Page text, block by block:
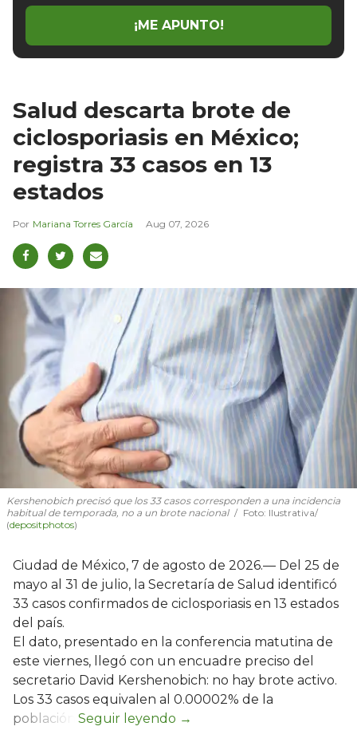
¡ME APUNTO!
Salud descarta brote de
ciclosporiasis en México;
registra 33 casos en 13
estados
Mariana Torres García Aug 07, 2026
Kershenobich precisó que los 33 casos corresponden a una incidencia
habitual de temporada, no a un brote nacional
Foto: Ilustrativa/
(depositphotos)
Ciudad de México, 7 de agosto de 2026.— Del 25 de
mayo al 31 de julio, la Secretaría de Salud identificó
33 casos confirmados de ciclosporiasis en 13 estados
del país.
El dato, presentado en la conferencia matutina de
este viernes, llegó con un encuadre preciso del
secretario David Kershenobich: no hay brote activo.
Los 33 casos equivalen al 0.00002% de la
población.